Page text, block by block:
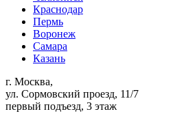
Краснодар
Пермь
Воронеж
Самара
Казань
г. Москва,
ул. Сормовский проезд, 11/7
первый подъезд, 3 этаж